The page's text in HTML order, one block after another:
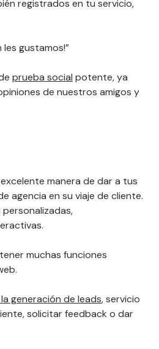
registrados en tu servicio,
les gustamos!”
prueba social potente, ya
de nuestros amigos y
manera de dar a tus
agencia en su viaje de cliente.
muchas funciones
generación de leads, servicio
solicitar feedback o dar